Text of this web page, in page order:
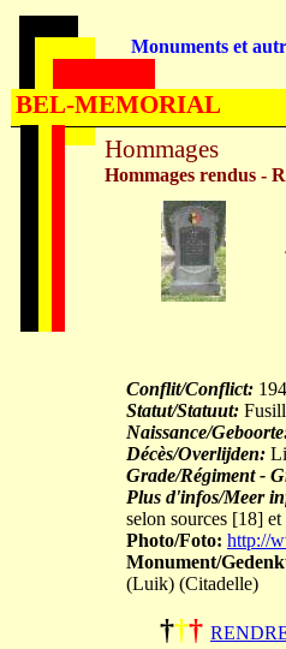
Conflit/Conflict:
Statut/Statuut:
Naissance/
Décès/Overlijden:
Grade/Régiment -
Plus d'infos/Meer
selon sources [18]
Photo/Foto: http://
Monument/
(Luik) (Citadelle)
†††
Hommages
Hommages rendus -
Monuments et
BEL-MEMORIAL